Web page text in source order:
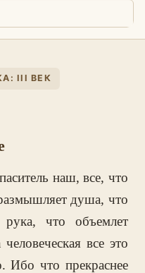
III ВЕК
наш, все, что
душа, что
что объемлет
все это
Ибо что прекраснее